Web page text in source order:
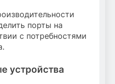
порты на
с потребностями
устройства